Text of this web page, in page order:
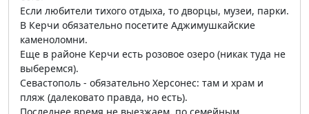
Если любители тихого отдыха, то дворцы, музеи, парки.
В Керчи обязательно посетите Аджимушкайские
каменоломни.
Еще в районе Керчи есть розовое озеро (никак туда не
выберемся).
Севастополь - обязательно Херсонес: там и храм и
пляж (далековато правда, но есть).